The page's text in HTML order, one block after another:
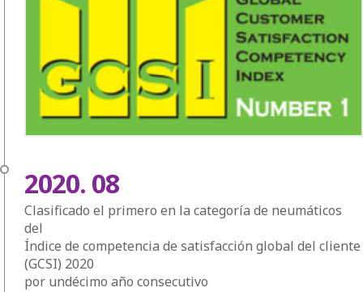
2020. 08
Clasificado el primero en la categoría de neumáticos
del
Índice de competencia de satisfacción global del cliente
(GCSI) 2020
por undécimo año consecutivo